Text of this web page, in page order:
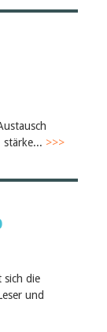
stärke... >>>
sich die
und